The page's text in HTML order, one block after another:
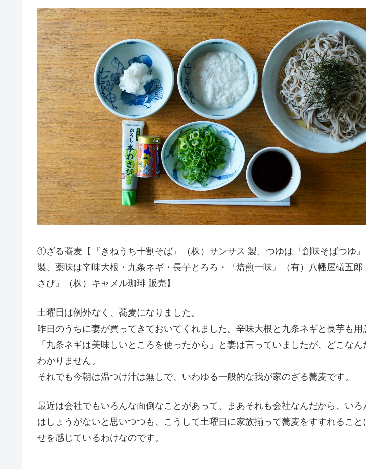
①ざる蕎麦【『きねうち十割そば』（株）サンサス 製、つゆは『創味そばつゆ
製、薬味は辛味大根・九条ネギ・長芋とろろ・『焙煎一味』（有）八幡屋礒五
さび』（株）キャメル珈琲 販売】
土曜日は例外なく、蕎麦になりました。
昨日のうちに妻が買ってきておいてくれました。辛味大根と九条ネギと長芋も用
「九条ネギは美味しいところを使ったから」と妻は言っていましたが、どこなん
わかりません。
それでも今朝は温つけ汁は無しで、いわゆる一般的な我が家のざる蕎麦です。
最近は会社でもいろんな面倒なことがあって、まあそれも会社なんだから、い
はしょうがないと思いつつも、こうして土曜日に家族揃って蕎麦をすすれるこ
せを感じているわけなのです。